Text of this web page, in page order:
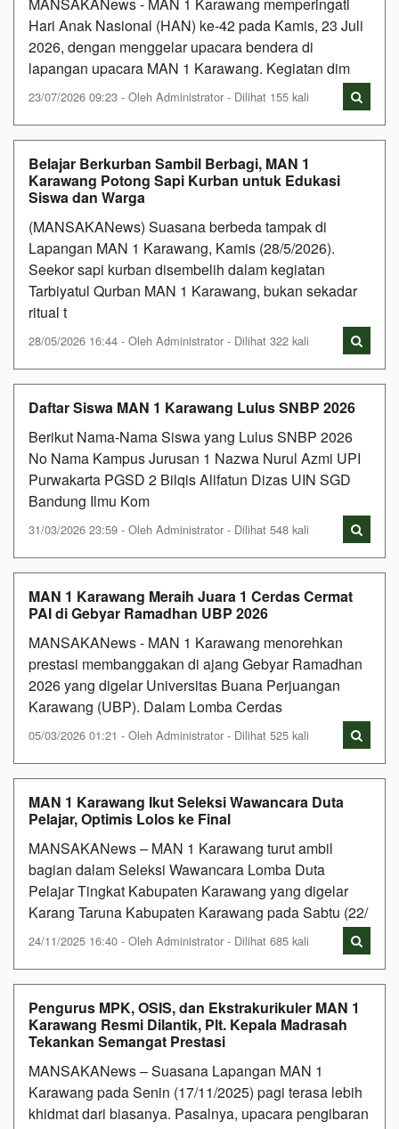
Hari Anak Nasional (HAN) ke-42 pada Kamis, 23 Juli
2026, dengan menggelar upacara bendera di
lapangan upacara MAN 1 Karawang. Kegiatan dim
23/07/2026 09:23 - Oleh Administrator - Dilihat 155 kali
Belajar Berkurban Sambil Berbagi, MAN 1
Karawang Potong Sapi Kurban untuk Edukasi
Siswa dan Warga
(MANSAKANews) Suasana berbeda tampak di
Lapangan MAN 1 Karawang, Kamis (28/5/2026).
Seekor sapi kurban disembelih dalam kegiatan
Tarbiyatul Qurban MAN 1 Karawang, bukan sekadar
ritual t
28/05/2026 16:44 - Oleh Administrator - Dilihat 322 kali
Daftar Siswa MAN 1 Karawang Lulus SNBP 2026
Berikut Nama-Nama Siswa yang Lulus SNBP 2026
No Nama Kampus Jurusan 1 Nazwa Nurul Azmi UPI
Purwakarta PGSD 2 Bilqis Alifatun Dizas UIN SGD
Bandung Ilmu Kom
31/03/2026 23:59 - Oleh Administrator - Dilihat 548 kali
MAN 1 Karawang Meraih Juara 1 Cerdas Cermat
PAI di Gebyar Ramadhan UBP 2026
MANSAKANews - MAN 1 Karawang menorehkan
prestasi membanggakan di ajang Gebyar Ramadhan
2026 yang digelar Universitas Buana Perjuangan
Karawang (UBP). Dalam Lomba Cerdas
05/03/2026 01:21 - Oleh Administrator - Dilihat 525 kali
MAN 1 Karawang Ikut Seleksi Wawancara Duta
Pelajar, Optimis Lolos ke Final
MANSAKANews – MAN 1 Karawang turut ambil
bagian dalam Seleksi Wawancara Lomba Duta
Pelajar Tingkat Kabupaten Karawang yang digelar
Karang Taruna Kabupaten Karawang pada Sabtu (22/
24/11/2025 16:40 - Oleh Administrator - Dilihat 685 kali
Pengurus MPK, OSIS, dan Ekstrakurikuler MAN 1
Karawang Resmi Dilantik, Plt. Kepala Madrasah
Tekankan Semangat Prestasi
MANSAKANews – Suasana Lapangan MAN 1
Karawang pada Senin (17/11/2025) pagi terasa lebih
khidmat dari biasanya. Pasalnya, upacara pengibaran